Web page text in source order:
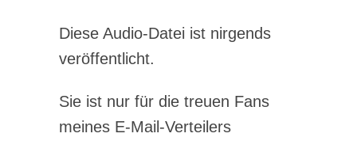
Diese Audio-Datei ist nirgends
veröffentlicht.
Sie ist nur für die treuen Fans
meines E-Mail-Verteilers